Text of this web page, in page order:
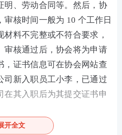
明、劳动合同等。然后，协
核时间一般为 10 个工作日
料不完整或不符合要求，
审核通过后，协会将为申请
，证书信息可在协会网站查
司新入职员工小李，已通过
在其入职后为其提交证书申
业发展。
开全文